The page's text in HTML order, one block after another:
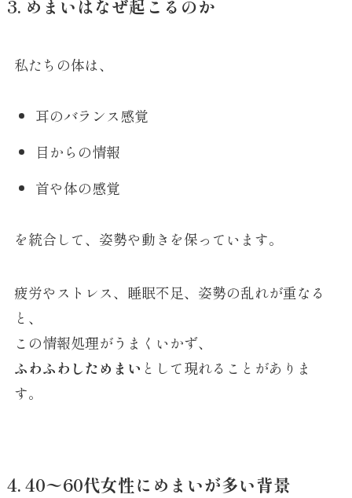
3. めまいはなぜ起こるのか
私たちの体は、
耳のバランス感覚
目からの情報
首や体の感覚
を統合して、姿勢や動きを保っています。
疲労やストレス、睡眠不足、姿勢の乱れが重なる
と、
この情報処理がうまくいかず、
ふわふわしためまい として現れることがありま
す。
4. 40〜60代女性にめまいが多い背景